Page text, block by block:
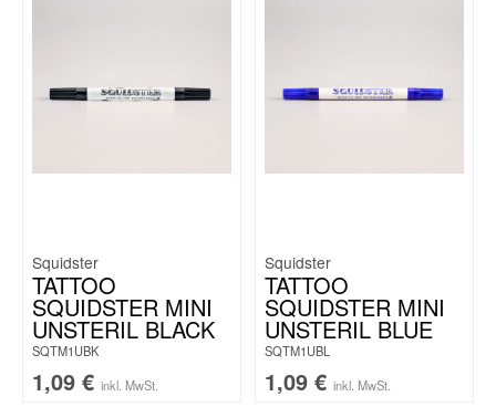
Squidster
TATTOO
SQUIDSTER MINI
UNSTERIL BLACK
SQTM1UBK
1,09 € inkl. MwSt.
Squidster
TATTOO
SQUIDSTER MINI
UNSTERIL BLUE
SQTM1UBL
1,09 € inkl. MwSt.